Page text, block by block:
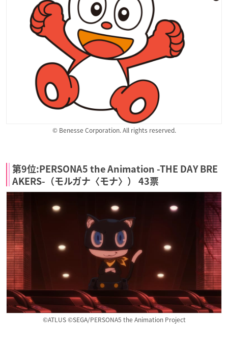
© Benesse Corporation. All rights reserved.
第9位:PERSONA5 the Animation -THE DAY BRE
AKERS-（モルガナ〈モナ〉） 43票
©ATLUS ©SEGA/PERSONA5 the Animation Project